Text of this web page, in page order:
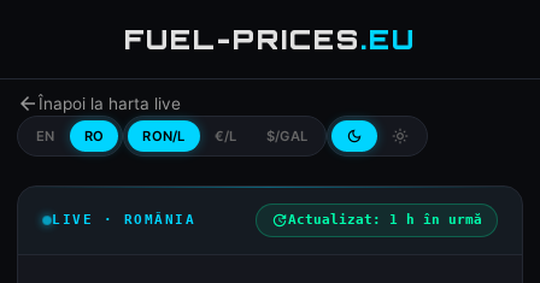
FUEL-PRICES.EU
arrow_backÎnapoi la harta live
EN RO RON/L €/L $/GAL dark_mode light_mode
LIVE · ROMÂNIA updateActualizat: 1 h în urmă